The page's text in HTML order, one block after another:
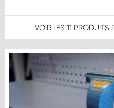
VOIR LES 11 PRODUITS